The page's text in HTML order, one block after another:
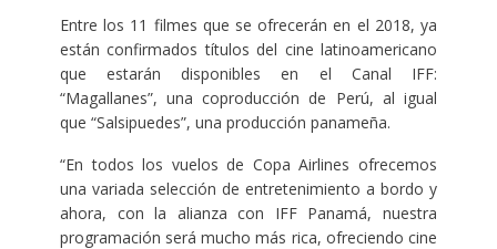
Entre los 11 filmes que se ofrecerán en el 2018, ya
están confirmados títulos del cine latinoamericano
que estarán disponibles en el Canal IFF:
“Magallanes”, una coproducción de Perú, al igual
que “Salsipuedes”, una producción panameña.
“En todos los vuelos de Copa Airlines ofrecemos
una variada selección de entretenimiento a bordo y
ahora, con la alianza con IFF Panamá, nuestra
programación será mucho más rica, ofreciendo cine